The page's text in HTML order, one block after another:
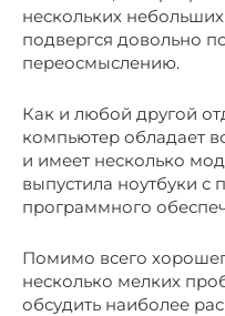
нескольких
подвергся довольно
переосмыслению.
Как и любой другой
компьютер обладает
и имеет несколько
выпустила ноутбуки с
программного
Помимо всего
несколько мелких
обсудить наиболее